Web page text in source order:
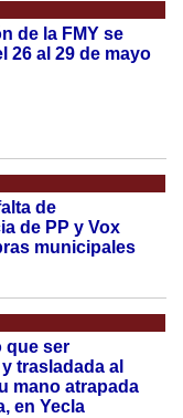
de la FMY se
26 al 29 de mayo
de
de PP y Vox
municipales
que ser
trasladada al
mano atrapada
en Yecla